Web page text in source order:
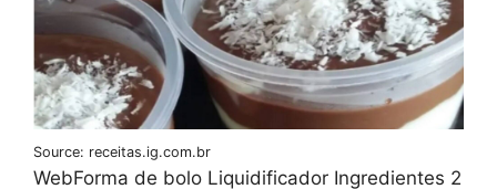
Source: receitas.ig.com.br
WebForma de bolo Liquidificador Ingredientes 2